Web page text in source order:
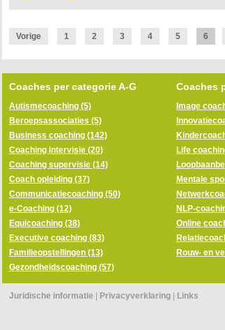
Vorige 1 2 3 4 5 6
Coaches per categorie A-G
Autismecoaching (5)
Beroepsassociaties (5)
Business coaching (142)
Coaching intervisie (20)
Coaching supervisie (14)
Coach opleiding (37)
Communicatiecoaching (50)
e-Coaching (12)
Equicoaching (38)
Executive coaching (83)
Familieopstellingen (13)
Gezondheidscoaching (57)
Coaches
Image
Life
Mentale
NLP-
Online
Rouw- en
Juridische informatie Privacyverklaring Links